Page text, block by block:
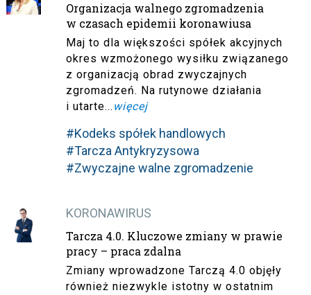
Organizacja walnego zgromadzenia
w czasach epidemii koronawiusa
Maj to dla większości spółek akcyjnych
okres wzmożonego wysiłku związanego
z organizacją obrad zwyczajnych
zgromadzeń. Na rutynowe działania
i utarte... więcej
#Kodeks spółek handlowych
#Tarcza Antykryzysowa
#Zwyczajne walne zgromadzenie
KORONAWIRUS
Tarcza 4.0. Kluczowe zmiany w prawie
pracy – praca zdalna
Zmiany wprowadzone Tarczą 4.0 objęły
również niezwykle istotny w ostatnim